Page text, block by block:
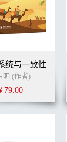
统与一致性
明 (作者)
79.00